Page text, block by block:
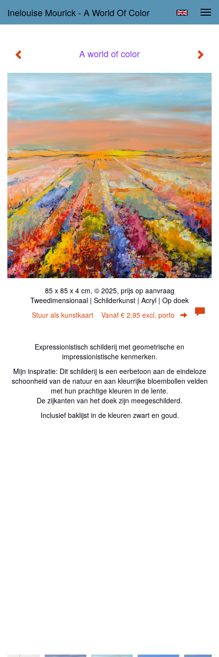
Inelouise Mourick - A World Of Color
A world of color
85 x 85 x 4 cm, © 2025, prijs op aanvraag
Tweedimensionaal | Schilderkunst | Acryl | Op doek
Stuur als kunstkaart Vanaf € 2,95 excl. porto
Expressionistisch schilderij met geometrische en
impressionistische kenmerken.
Mijn inspiratie: Dit schilderij is een eerbetoon aan de eindeloze
schoonheid van de natuur en aan kleurrijke bloembollen velden
met hun prachtige kleuren in de lente.
De zijkanten van het doek zijn meegeschilderd.
Inclusief baklijst in de kleuren zwart en goud.